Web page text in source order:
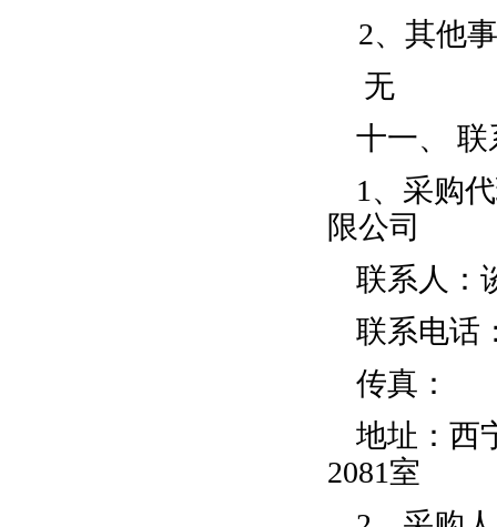
2、其他
无
十一、
联
1、采购
限公司
联系人：
联系电话
传真：
地址： 西
2081室